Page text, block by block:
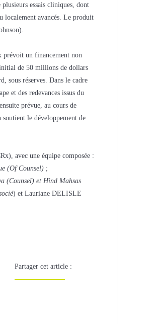
essais cliniques, dont
localement avancés. Le produit
prévoit un financement non
de 50 millions de dollars
sous réserves. Dans le cadre
et des redevances issus du
prévue, au cours de
le développement de
avec une équipe composée :
(Of Counsel) ;
(Counsel) et Hind Mahsas
) et Lauriane DELISLE
Partager cet article :